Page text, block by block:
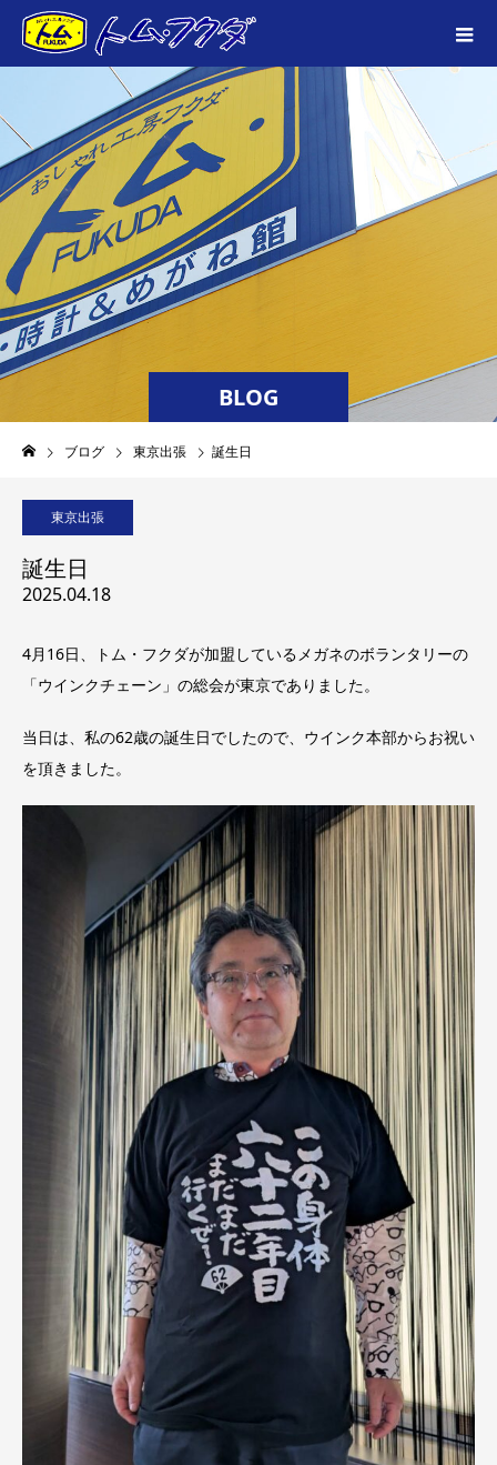
BLOG
ブログ 東京出張 誕生日
東京出張
誕生日
2025.04.18
4月16日、トム・フクダが加盟しているメガネのボランタリーの
「ウインクチェーン」の総会が東京でありました。
当日は、私の62歳の誕生日でしたので、ウインク本部からお祝い
を頂きました。